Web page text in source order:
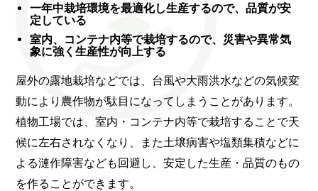
一年中栽培環境を最適化し生産するので、品質が安
定している
室内、コンテナ内等で栽培するので、災害や異常気
象に強く生産性が向上する
屋外の露地栽培などでは、台風や大雨洪水などの気候変
動により農作物が駄目になってしまうことがあります。
植物工場では、室内・コンテナ内等で栽培することで天
候に左右されなくなり、また土壌病害や塩類集積などに
よる漣作障害なども回避し、安定した生産・品質のもの
を作ることができます。